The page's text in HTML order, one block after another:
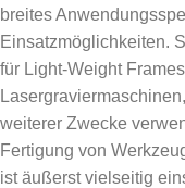
breites
Einsatzmöglichkeiten.
für Light-Weight
weiterer Zwecke
Fertigung von
ist äußerst vielseitig